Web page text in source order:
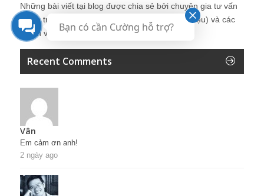
Những bài viết tại blog được chia sẻ bởi chuyên gia tư vấn
Quản trị Nhân sự Nguyễn Hùng Cường (
giới thiệu) và các
thành viên khác trong cộng đồng Nhân sự.
Recent Comments
Vân
Em cảm ơn anh!
2 ngày ago
Bạn có cần Cường hỗ trợ?